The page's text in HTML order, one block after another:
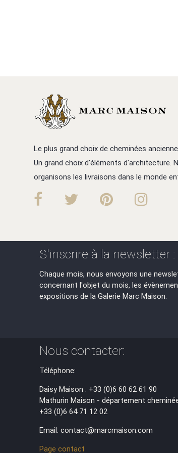
Le plus grand choix de cheminées
Un grand choix d'éléments d'architecture.
organisons les livraisons dans le monde
S'inscrire à la newsletter :
Chaque mois, nous envoyons une
concernant l'objet du mois, les
expositions de la Galerie Marc Maison.
Nous contacter:
Téléphone:
Daisy Maison : +33 (0)6 60 62 61 90
Mathurin Maison - département
+33 (0)6 64 71 12 02
Email: contact@marcmaison.com
Page contact